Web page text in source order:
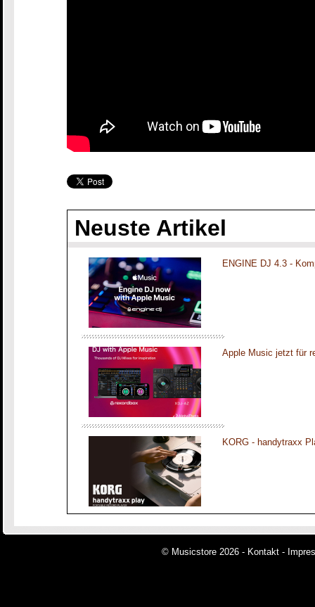
Neuste Artikel
ENGINE DJ 4.3 -
Apple Music jetzt für
KORG - handytraxx
© Musicstore 2026 - Kontakt -